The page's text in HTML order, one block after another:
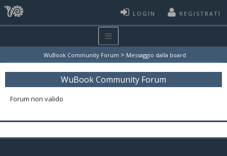
LOGIN REGISTRATI
WuBook Community Forum > Messaggio dalla board
WuBook Community Forum
Forum non valido